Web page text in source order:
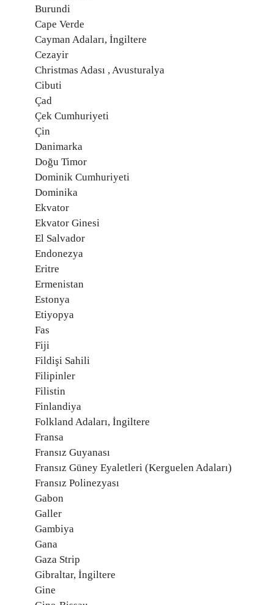
Burundi
Cape Verde
Cayman Adaları, İngiltere
Cezayir
Christmas Adası , Avusturalya
Cibuti
Çad
Çek Cumhuriyeti
Çin
Danimarka
Doğu Timor
Dominik Cumhuriyeti
Dominika
Ekvator
Ekvator Ginesi
El Salvador
Endonezya
Eritre
Ermenistan
Estonya
Etiyopya
Fas
Fiji
Fildişi Sahili
Filipinler
Filistin
Finlandiya
Folkland Adaları, İngiltere
Fransa
Fransız Guyanası
Fransız Güney Eyaletleri (Kerguelen Adaları)
Fransız Polinezyası
Gabon
Galler
Gambiya
Gana
Gaza Strip
Gibraltar, İngiltere
Gine